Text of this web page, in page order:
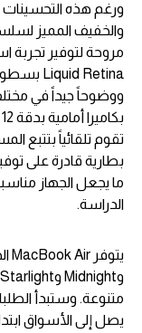
ورغم هذه التحسينات
مروحة لتوفير تجربة
ووضوحاً جيداً في
تقوم تلقائياً بتتبع
ما يجعل الجهاز
الدراسة.